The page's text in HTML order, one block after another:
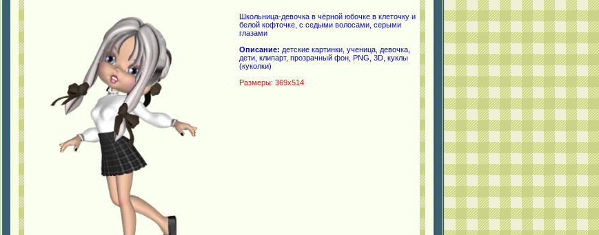
Школьница-девочка в чёрной юбочке в клеточку и
белой кофточке, с седыми волосами, серыми
глазами
Описание: детские картинки, ученица, девочка,
дети, клипарт, прозрачный фон, PNG, 3D, куклы
(куколки)
Размеры: 369x514